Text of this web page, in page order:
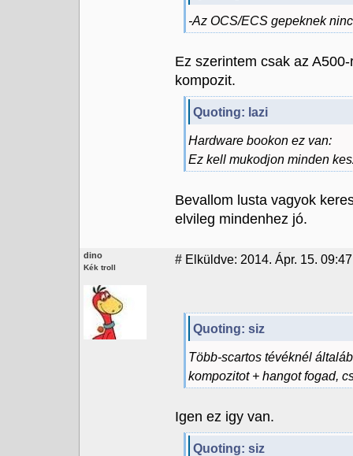
-Az OCS/ECS gepeknek
Ez szerintem csak az
kompozit.
Quoting: lazi
Hardware bookon ez van:
Ez kell mukodjon minden
Bevallom lusta vagyok
elvileg mindenhez jó.
dino
Kék troll
# Elküldve: 2014. Ápr. 15.
Quoting: siz
Több-scartos tévéknél
kompozitot + hangot fogad,
Igen ez igy van.
Quoting: siz